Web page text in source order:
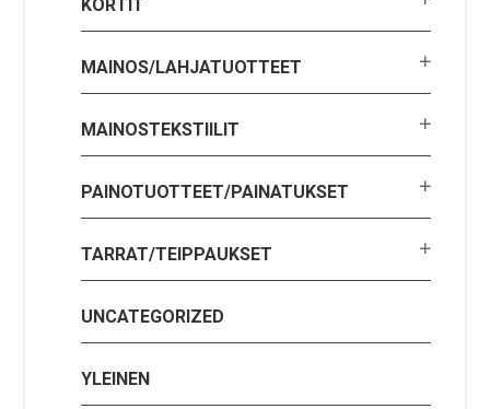
KORTIT
MAINOS/LAHJATUOTTEET
MAINOSTEKSTIILIT
PAINOTUOTTEET/PAINATUKSET
TARRAT/TEIPPAUKSET
UNCATEGORIZED
YLEINEN